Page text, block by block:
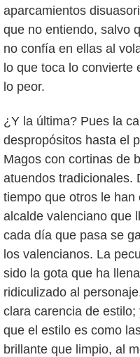
aparcamientos
que no entiendo, salvo
no confía en ellas al
lo que toca lo convierte
lo peor.
¿Y la última? Pues la
despropósitos hasta el
Magos con cortinas de
atuendos tradicionales.
tiempo que otros le
alcalde valenciano que
cada día que pasa se
los valencianos. La
sido la gota que ha
ridiculizado al
clara carencia de
que el estilo es como
brillante que limpio, al